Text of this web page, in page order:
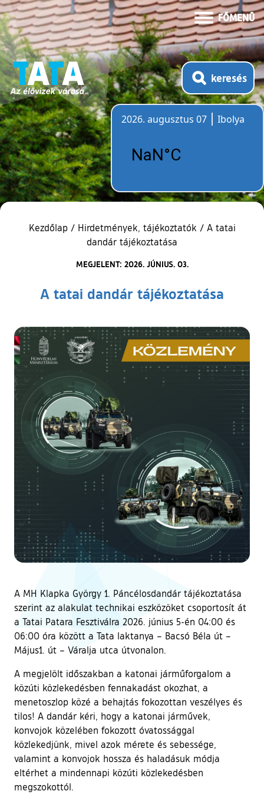
FŐMENÜ
keresés
2026. augusztus 07
Ibolya
Kezdőlap / Hirdetmények, tájékoztatók / A tatai
dandár tájékoztatása
MEGJELENT: 2026. JÚNIUS. 03.
A tatai dandár tájékoztatása
A MH Klapka György 1. Páncélosdandár tájékoztatása
szerint az alakulat technikai eszközöket csoportosít át
a Tatai Patara Fesztiválra 2026. június 5-én 04:00 és
06:00 óra között a Tata laktanya – Bacsó Béla út –
Május1. út – Váralja utca útvonalon.
A megjelölt időszakban a katonai járműforgalom a
közúti közlekedésben fennakadást okozhat, a
menetoszlop közé a behajtás fokozottan veszélyes és
tilos! A dandár kéri, hogy a katonai járművek,
konvojok közelében fokozott óvatossággal
közlekedjünk, mivel azok mérete és sebessége,
valamint a konvojok hossza és haladásuk módja
eltérhet a mindennapi közúti közlekedésben
megszokottól.